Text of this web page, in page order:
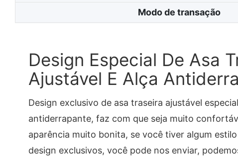
Modo de transação
Design Especial De Asa
Ajustável E Alça
Design exclusivo de asa traseira ajustável
antiderrapante, faz com que seja muito
aparência muito bonita, se você tiver algum
design exclusivos, você pode nos enviar,